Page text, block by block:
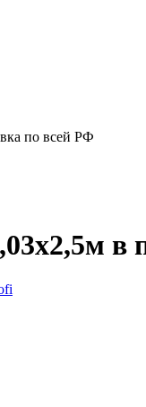
по всей РФ
в